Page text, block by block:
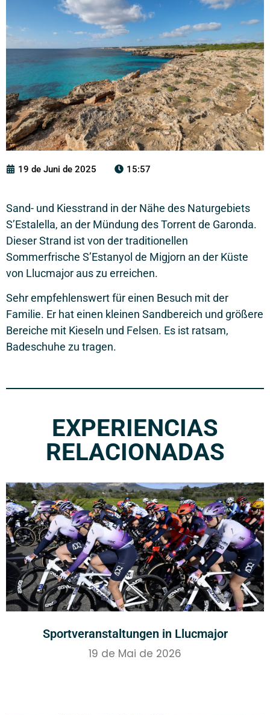
19 de Juni de 2025 15:57
Sand- und Kiesstrand in der Nähe des Naturgebiets
S’Estalella, an der Mündung des Torrent de Garonda.
Dieser Strand ist von der traditionellen
Sommerfrische S’Estanyol de Migjorn an der Küste
von Llucmajor aus zu erreichen.
Sehr empfehlenswert für einen Besuch mit der
Familie. Er hat einen kleinen Sandbereich und größere
Bereiche mit Kieseln und Felsen. Es ist ratsam,
Badeschuhe zu tragen.
EXPERIENCIAS
RELACIONADAS
Sportveranstaltungen in Llucmajor
19 de Mai de 2026